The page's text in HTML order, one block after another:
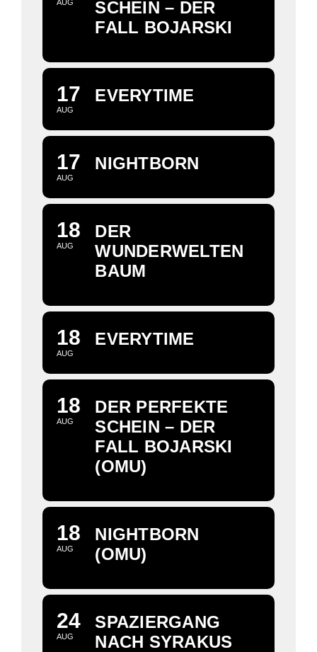
AUG
SCHEIN – DER
FALL BOJARSKI
17
AUG
EVERYTIME
17
AUG
NIGHTBORN
18
AUG
DER
WUNDERWELTEN
BAUM
18
AUG
EVERYTIME
18
AUG
DER PERFEKTE
SCHEIN – DER
FALL BOJARSKI
(OMU)
18
AUG
NIGHTBORN
(OMU)
24
AUG
SPAZIERGANG
NACH SYRAKUS